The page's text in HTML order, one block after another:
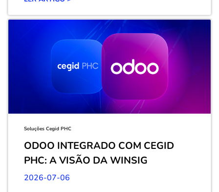
Soluções Cegid PHC
ODOO INTEGRADO COM CEGID
PHC: A VISÃO DA WINSIG
2026-07-06